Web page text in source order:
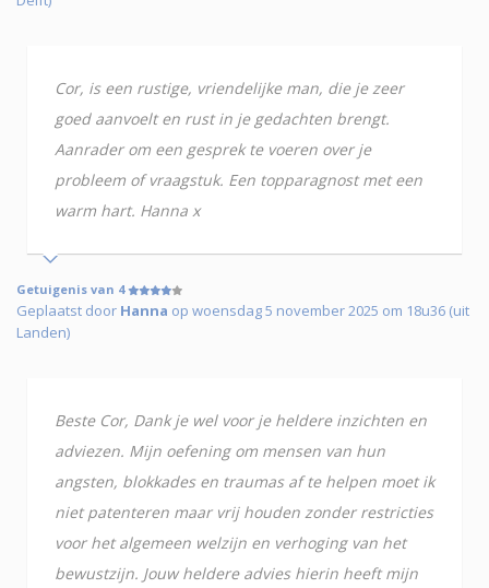
Cor, is een rustige, vriendelijke man, die je zeer
goed aanvoelt en rust in je gedachten brengt.
Aanrader om een gesprek te voeren over je
probleem of vraagstuk. Een topparagnost met een
warm hart. Hanna x
Getuigenis van 4
Geplaatst door Hanna op woensdag 5 november 2025 om 18u36 (uit
Landen)
Beste Cor, Dank je wel voor je heldere inzichten en
adviezen. Mijn oefening om mensen van hun
angsten, blokkades en traumas af te helpen moet ik
niet patenteren maar vrij houden zonder restricties
voor het algemeen welzijn en verhoging van het
bewustzijn. Jouw heldere advies hierin heeft mijn